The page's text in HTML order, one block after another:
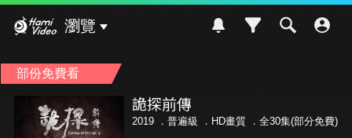
瀏覽
部份免費看
詭探前傳
2019 ． 普遍級 ．HD畫質 ．全30集(部分免費)